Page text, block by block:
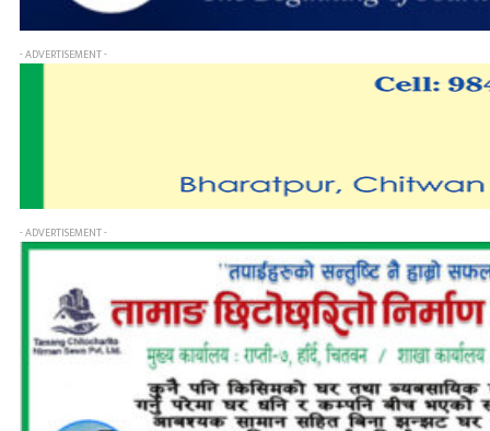
- ADVERTISEMENT -
- ADVERTISEMENT -